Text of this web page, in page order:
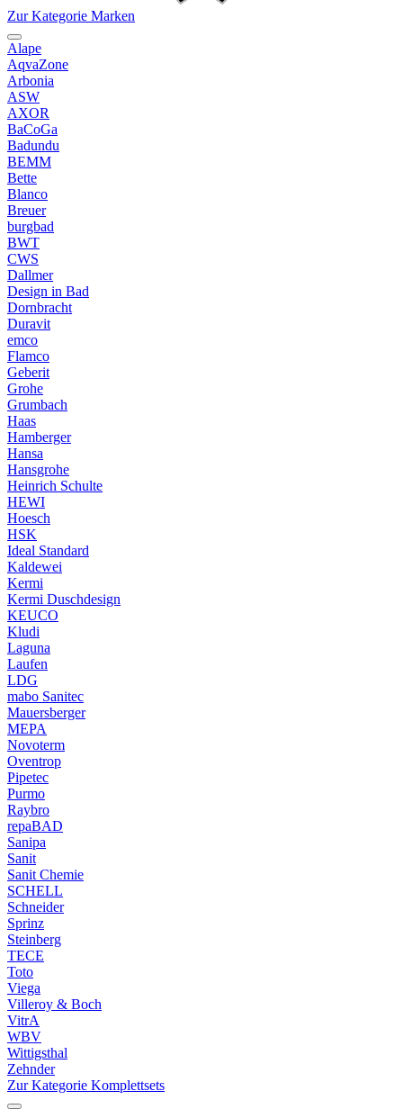
Zur Kategorie Marken
Alape
AqvaZone
Arbonia
ASW
AXOR
BaCoGa
Badundu
BEMM
Bette
Blanco
Breuer
burgbad
BWT
CWS
Dallmer
Design in Bad
Dornbracht
Duravit
emco
Flamco
Geberit
Grohe
Grumbach
Haas
Hamberger
Hansa
Hansgrohe
Heinrich Schulte
HEWI
Hoesch
HSK
Ideal Standard
Kaldewei
Kermi
Kermi Duschdesign
KEUCO
Kludi
Laguna
Laufen
LDG
mabo Sanitec
Mauersberger
MEPA
Novoterm
Oventrop
Pipetec
Purmo
Raybro
repaBAD
Sanipa
Sanit
Sanit Chemie
SCHELL
Schneider
Sprinz
Steinberg
TECE
Toto
Viega
Villeroy & Boch
VitrA
WBV
Wittigsthal
Zehnder
Zur Kategorie Komplettsets